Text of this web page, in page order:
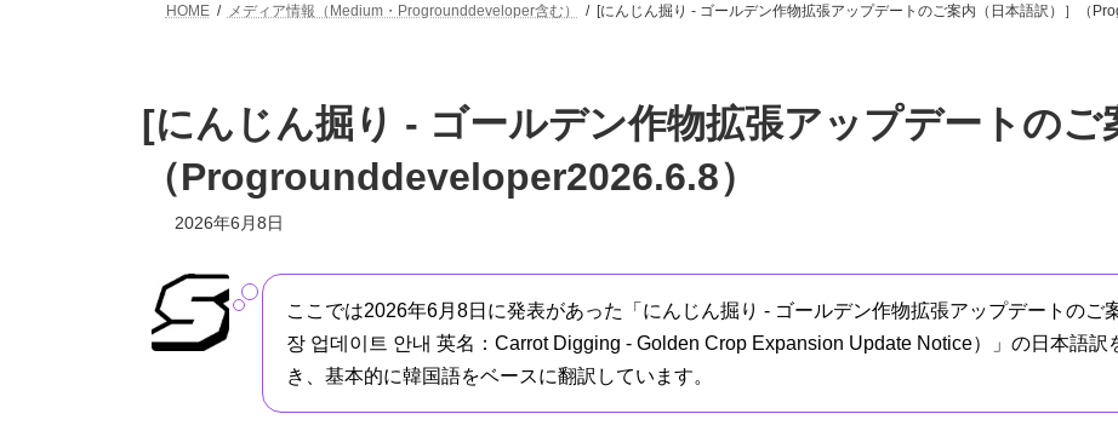
HOME メディア情報（Medium・Progrounddeveloper含む） [にんじん掘り - ゴールデン作物拡張アップデートのご案内（日本語訳）］（
[にんじん掘り - ゴールデン作物拡張アップデートのご
（Progrounddeveloper2026.6.8）
2026年6月8日
ここでは2026年6月8日に発表があった「にんじん掘り - ゴールデン作物拡張アップデートのご
장 업데이트 안내 英名：Carrot Digging - Golden Crop Expansion Update Notice）」の日本語
き、基本的に韓国語をベースに翻訳しています。